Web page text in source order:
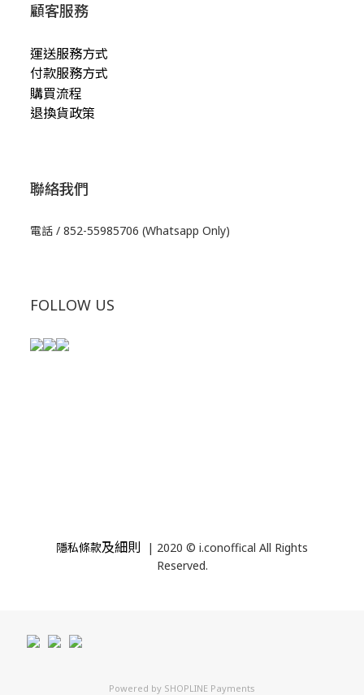
顧客服務
運送服務方式
付款服務方式
購買流程
退換貨政策
聯絡我們
電話 / 852-55985706 (Whatsapp Only)
FOLLOW US
隱私條款及細則
| 2020 © i.conoffical All Rights
Reserved.
Powered by SHOPLINE Payments